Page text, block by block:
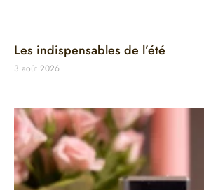
Les indispensables de l’été
3 août 2026